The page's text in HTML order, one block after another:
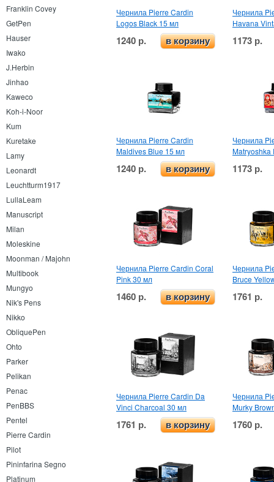
Franklin Covey
GetPen
Hauser
Iwako
J.Herbin
Jinhao
Kaweco
Koh-i-Noor
Kum
Kuretake
Lamy
Leonardt
Leuchtturm1917
LullaLeam
Manuscript
Milan
Moleskine
Moonman / Majohn
Multibook
Mungyo
Nik's Pens
Nikko
ObliquePen
Ohto
Parker
Pelikan
Penac
PenBBS
Pentel
Pierre Cardin
Pilot
Pininfarina Segno
Platinum
Чернила Pierre Cardin
Logos Black 15 мл
1240 р. в корзину
Чернила
Havana
1173 р.
Чернила Pierre Cardin
Maldives Blue 15 мл
1240 р. в корзину
Чернила
Matryoshka
1173 р.
Чернила Pierre Cardin Coral
Pink 30 мл
1460 р. в корзину
Чернила
Bruce
1761 р.
Чернила Pierre Cardin Da
Vinci Charcoal 30 мл
1761 р. в корзину
Чернила
Murky
1760 р.